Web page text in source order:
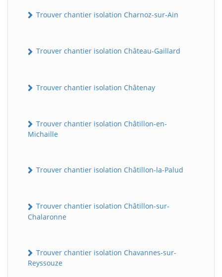
Trouver chantier isolation Charnoz-sur-Ain
Trouver chantier isolation Château-Gaillard
Trouver chantier isolation Châtenay
Trouver chantier isolation Châtillon-en-
Michaille
Trouver chantier isolation Châtillon-la-Palud
Trouver chantier isolation Châtillon-sur-
Chalaronne
Trouver chantier isolation Chavannes-sur-
Reyssouze